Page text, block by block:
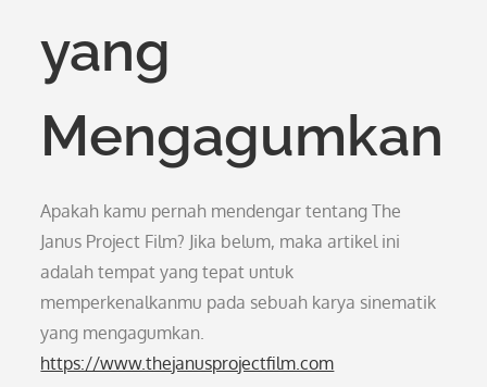
yang
Mengagumkan
Apakah kamu pernah mendengar tentang The
Janus Project Film? Jika belum, maka artikel ini
adalah tempat yang tepat untuk
memperkenalkanmu pada sebuah karya sinematik
yang mengagumkan.
https://www.thejanusprojectfilm.com